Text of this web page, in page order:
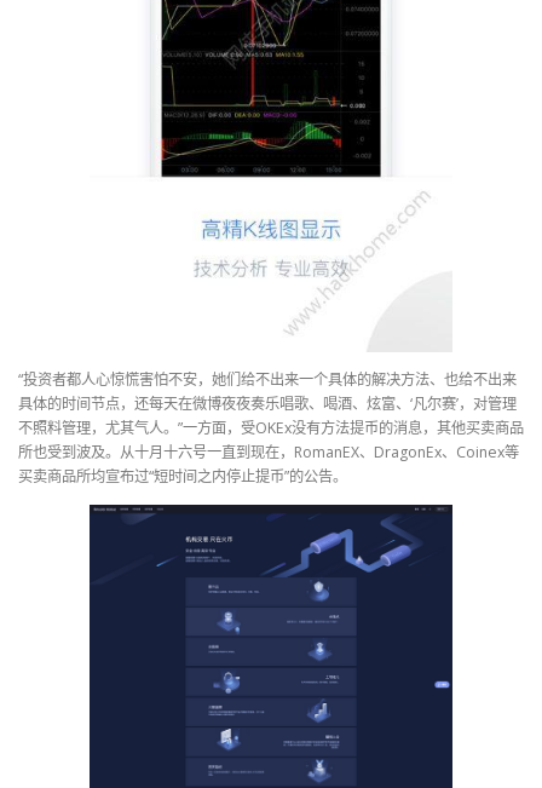
“投资者都人心惊慌害怕不安，她们给不出来一个具体的解决方法、也给不出来
具体的时间节点，还每天在微博夜夜奏乐唱歌、喝酒、炫富、‘凡尔赛’，对管理
不照料管理，尤其气人。”一方面，受OKEx没有方法提币的消息，其他买卖商品
所也受到波及。从十月十六号一直到现在，RomanEX、DragonEx、Coinex等
买卖商品所均宣布过“短时间之内停止提币”的公告。